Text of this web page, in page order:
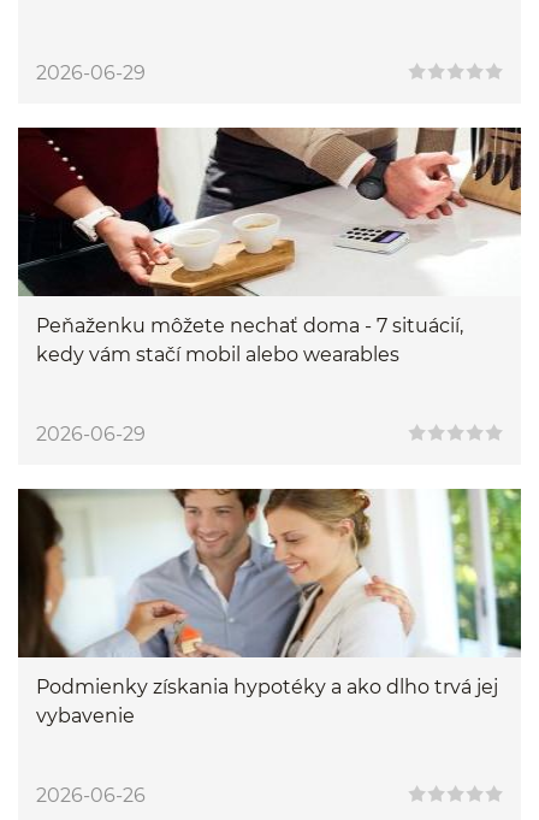
2026-06-29
Peňaženku môžete nechať doma - 7 situácií,
kedy vám stačí mobil alebo wearables
2026-06-29
Podmienky získania hypotéky a ako dlho trvá jej
vybavenie
2026-06-26